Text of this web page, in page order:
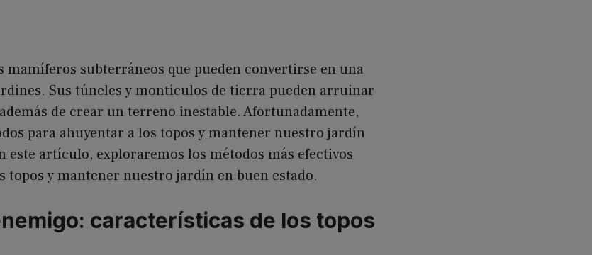
mamíferos subterráneos que pueden convertirse en una
Sus túneles y montículos de tierra pueden arruinar
de crear un terreno inestable. Afortunadamente,
para ahuyentar a los topos y mantener nuestro jardín
este artículo, exploraremos los métodos más efectivos
topos y mantener nuestro jardín en buen estado.
características de los topos